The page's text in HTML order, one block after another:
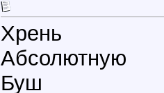
Хрень
Абсолютную
Буш